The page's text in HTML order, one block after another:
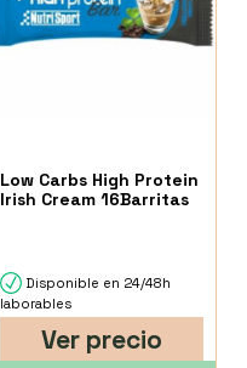
Low Carbs High Protein
Irish Cream 16Barritas
Disponible en 24/48h
laborables
Ver precio